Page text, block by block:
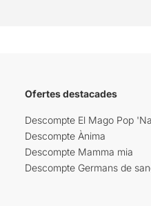
Ofertes destacades
Descompte El Mago Pop
Descompte Ànima
Descompte Mamma mia
Descompte Germans de